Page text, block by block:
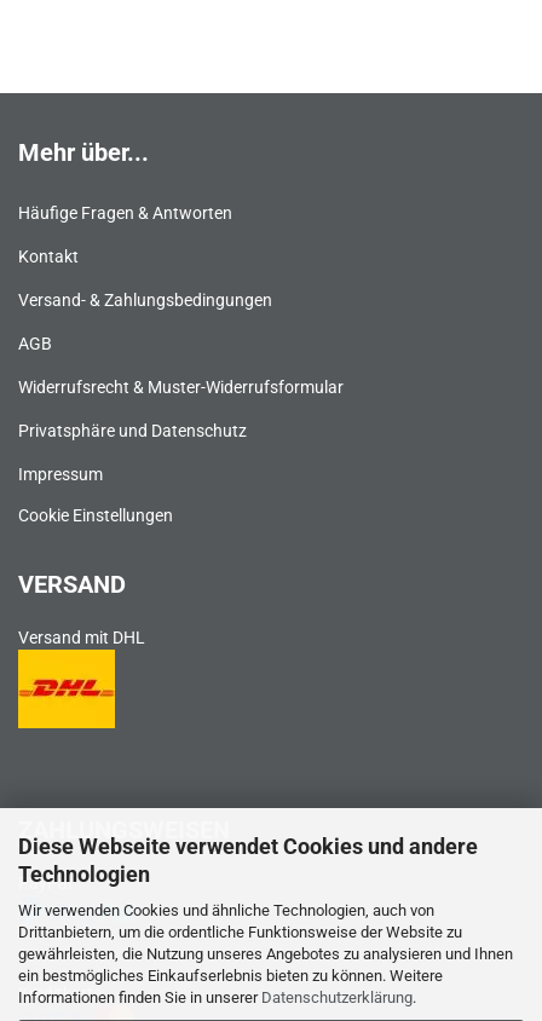
Diese Webseite verwendet Cookies und andere
Technologien
Wir verwenden Cookies und ähnliche Technologien, auch von
Drittanbietern, um die ordentliche Funktionsweise der Website zu
gewährleisten, die Nutzung unseres Angebotes zu analysieren und Ihnen
ein bestmögliches Einkaufserlebnis bieten zu können. Weitere
Informationen finden Sie in unserer Datenschutzerklärung.
Mehr über...
Häufige Fragen & Antworten
Kontakt
Versand- & Zahlungsbedingungen
AGB
Widerrufsrecht & Muster-Widerrufsformular
Privatsphäre und Datenschutz
Impressum
Cookie Einstellungen
VERSAND
Versand mit DHL
ZAHLUNGSWEISEN
PayPal
Kreditkarte